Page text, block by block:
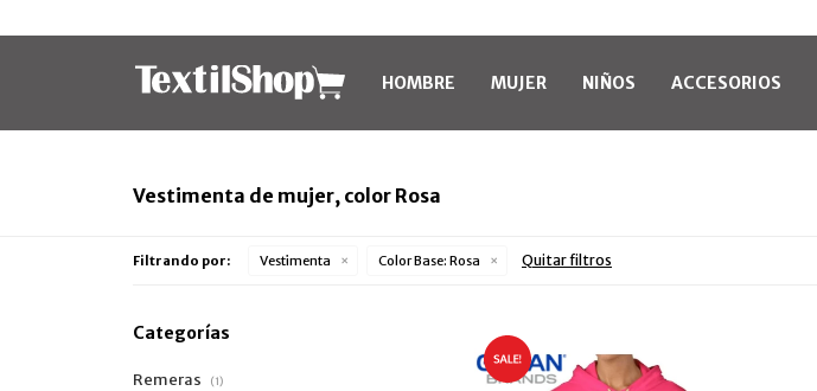
HOMBRE MUJER NIÑOS ACCESORIOS
Vestimenta de mujer, color Rosa
Filtrando por: Vestimenta Color Base: Rosa Quitar filtros
Categorías
Remeras (1)